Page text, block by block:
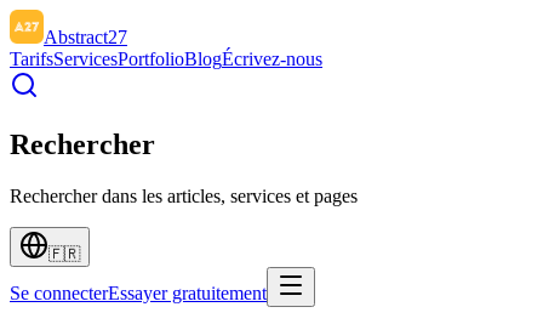
Abstract27
TarifsServicesPortfolioBlogÉcrivez-nous
Rechercher
Rechercher dans les articles, services et pages
🇫🇷
Se connecterEssayer gratuitement